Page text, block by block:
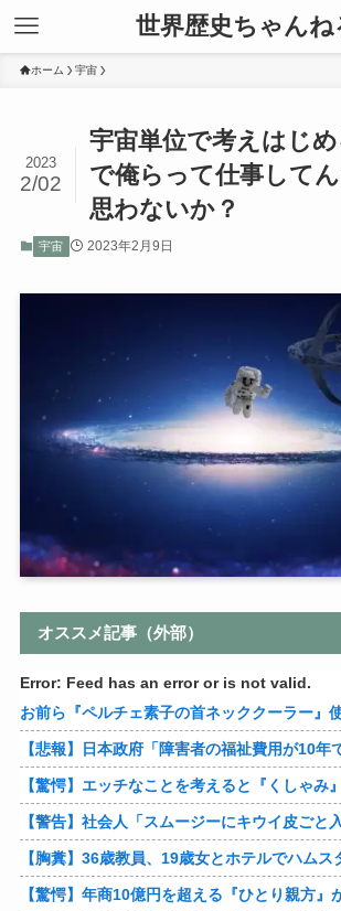
世界歴史ちゃんね
ホーム 宇宙
宇宙単位で考えはじ
で俺らって仕事して
思わないか？
2023
2/02
宇宙 2023年2月9日
オススメ記事（外部）
Error: Feed has an error or is not valid.
お前ら『ペルチェ素子の首ネッククーラー』